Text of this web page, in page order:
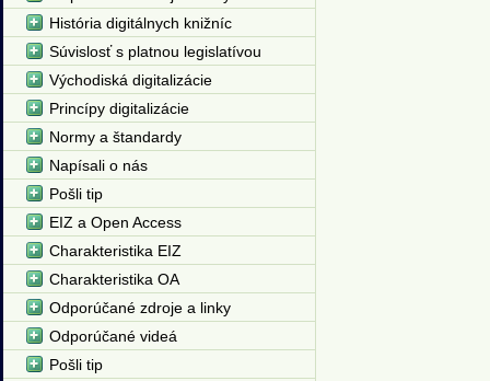
História digitálnych knižníc
Súvislosť s platnou legislatívou
Východiská digitalizácie
Princípy digitalizácie
Normy a štandardy
Napísali o nás
Pošli tip
EIZ a Open Access
Charakteristika EIZ
Charakteristika OA
Odporúčané zdroje a linky
Odporúčané videá
Pošli tip